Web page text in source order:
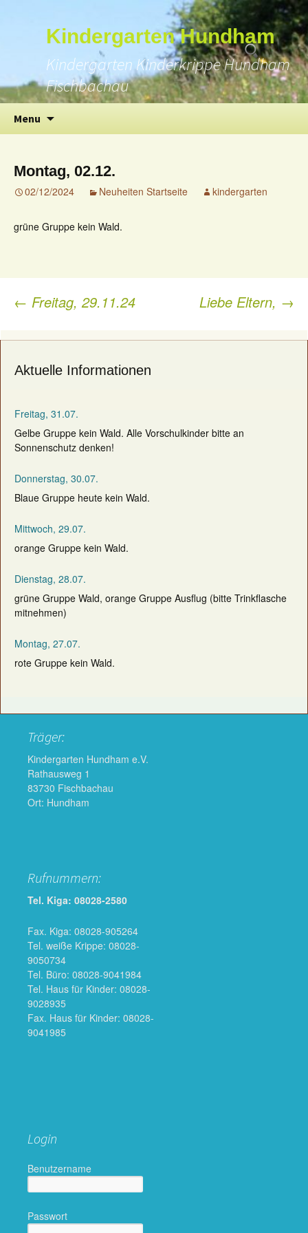
Kindergarten Hundham
Kindergarten Kinderkrippe Hundham
Fischbachau
Menu
content
Suchen
nach:
Montag, 02.12.
02/12/2024 Neuheiten Startseite kindergarten
grüne Gruppe kein Wald.
Post
← Freitag, 29.11.24 Liebe Eltern, →
Aktuelle Informationen
Freitag, 31.07.
Gelbe Gruppe kein Wald. Alle Vorschulkinder bitte an
Sonnenschutz denken!
Donnerstag, 30.07.
Blaue Gruppe heute kein Wald.
Mittwoch, 29.07.
orange Gruppe kein Wald.
Dienstag, 28.07.
grüne Gruppe Wald, orange Gruppe Ausflug (bitte Trinkflasche
mitnehmen)
Montag, 27.07.
rote Gruppe kein Wald.
Träger:
Kindergarten Hundham e.V.
Rathausweg 1
83730 Fischbachau
Ort: Hundham
Rufnummern:
Tel. Kiga: 08028-2580
Fax. Kiga: 08028-905264
Tel. weiße Krippe: 08028-
9050734
Tel. Büro: 08028-9041984
Tel. Haus für Kinder: 08028-
9028935
Fax. Haus für Kinder: 08028-
9041985
Login
Benutzername
Passwort